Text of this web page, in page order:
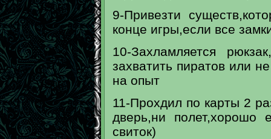
9-Привезти
конце игры,если все
10-Захламляется
захватить пиратов или
на опыт
11-Прохдил по карты 2
дверь,ни полет,хорошо
свиток)